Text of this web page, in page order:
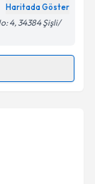
Haritada Göster
4, 34384 Şişli/
talebi
için bir